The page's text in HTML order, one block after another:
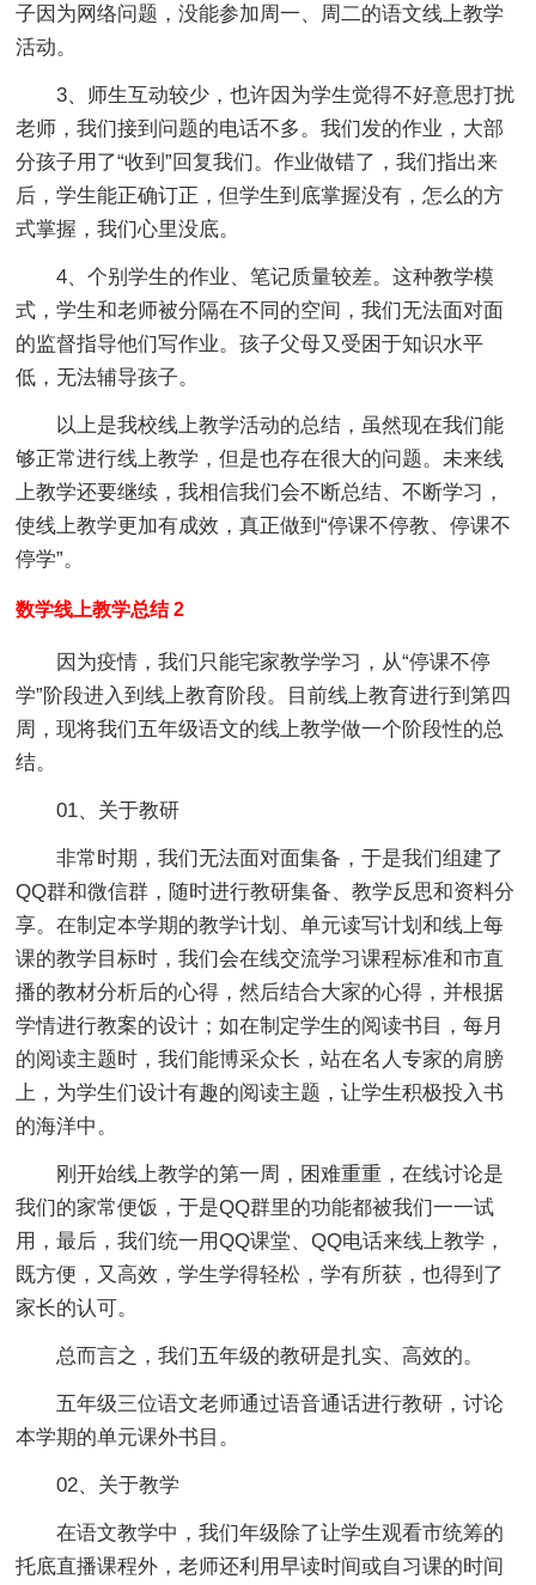
子因为网络问题，没能参加周一、周二的语文线上教学
活动。
3、师生互动较少，也许因为学生觉得不好意思打扰
老师，我们接到问题的电话不多。我们发的作业，大部
分孩子用了“收到”回复我们。作业做错了，我们指出来
后，学生能正确订正，但学生到底掌握没有，怎么的方
式掌握，我们心里没底。
4、个别学生的作业、笔记质量较差。这种教学模
式，学生和老师被分隔在不同的空间，我们无法面对面
的监督指导他们写作业。孩子父母又受困于知识水平
低，无法辅导孩子。
以上是我校线上教学活动的总结，虽然现在我们能
够正常进行线上教学，但是也存在很大的问题。未来线
上教学还要继续，我相信我们会不断总结、不断学习，
使线上教学更加有成效，真正做到“停课不停教、停课不
停学”。
数学线上教学总结 2
因为疫情，我们只能宅家教学学习，从“停课不停
学”阶段进入到线上教育阶段。目前线上教育进行到第四
周，现将我们五年级语文的线上教学做一个阶段性的总
结。
01、关于教研
非常时期，我们无法面对面集备，于是我们组建了
QQ群和微信群，随时进行教研集备、教学反思和资料分
享。在制定本学期的教学计划、单元读写计划和线上每
课的教学目标时，我们会在线交流学习课程标准和市直
播的教材分析后的心得，然后结合大家的心得，并根据
学情进行教案的设计；如在制定学生的阅读书目，每月
的阅读主题时，我们能博采众长，站在名人专家的肩膀
上，为学生们设计有趣的阅读主题，让学生积极投入书
的海洋中。
刚开始线上教学的第一周，困难重重，在线讨论是
我们的家常便饭，于是QQ群里的功能都被我们一一试
用，最后，我们统一用QQ课堂、QQ电话来线上教学，
既方便，又高效，学生学得轻松，学有所获，也得到了
家长的认可。
总而言之，我们五年级的教研是扎实、高效的。
五年级三位语文老师通过语音通话进行教研，讨论
本学期的单元课外书目。
02、关于教学
在语文教学中，我们年级除了让学生观看市统筹的
托底直播课程外，老师还利用早读时间或自习课的时间